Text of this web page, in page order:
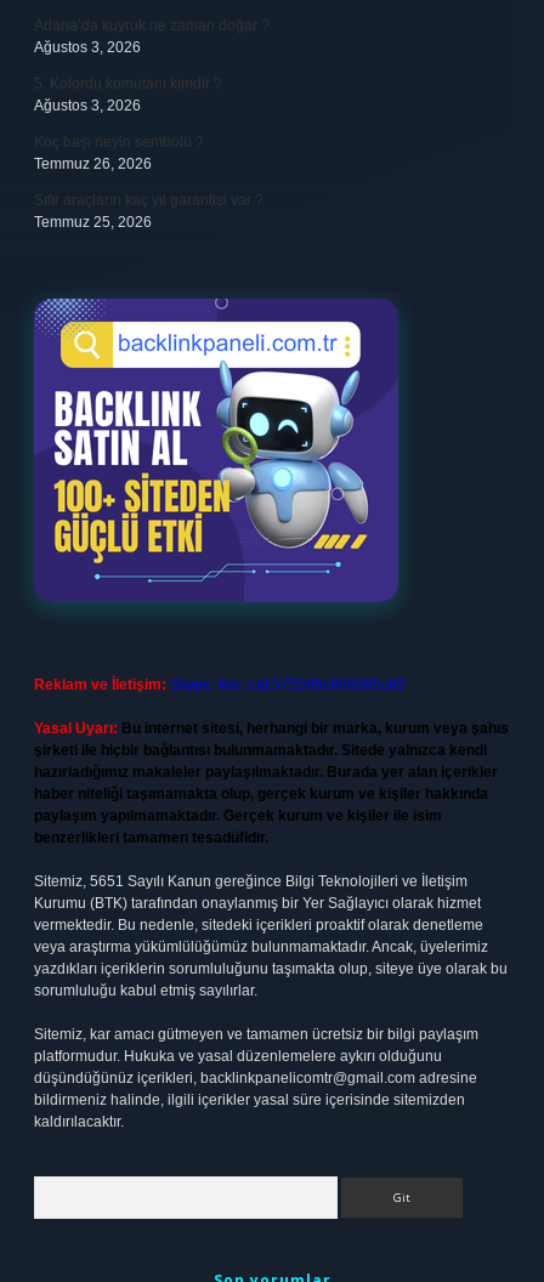
Adana’da kuyruk ne zaman doğar ?
Ağustos 3, 2026
5. Kolordu komutanı kimdir ?
Ağustos 3, 2026
Koç başı neyin sembolü ?
Temmuz 26, 2026
Sıfır araçların kaç yıl garantisi var ?
Temmuz 25, 2026
Reklam ve İletişim: Skype: live:.cid.575569c608265c69
Yasal Uyarı: Bu internet sitesi, herhangi bir marka, kurum veya şahıs
şirketi ile hiçbir bağlantısı bulunmamaktadır. Sitede yalnızca kendi
hazırladığımız makaleler paylaşılmaktadır. Burada yer alan içerikler
haber niteliği taşımamakta olup, gerçek kurum ve kişiler hakkında
paylaşım yapılmamaktadır. Gerçek kurum ve kişiler ile isim
benzerlikleri tamamen tesadüfidir.
Sitemiz, 5651 Sayılı Kanun gereğince Bilgi Teknolojileri ve İletişim
Kurumu (BTK) tarafından onaylanmış bir Yer Sağlayıcı olarak hizmet
vermektedir. Bu nedenle, sitedeki içerikleri proaktif olarak denetleme
veya araştırma yükümlülüğümüz bulunmamaktadır. Ancak, üyelerimiz
yazdıkları içeriklerin sorumluluğunu taşımakta olup, siteye üye olarak bu
sorumluluğu kabul etmiş sayılırlar.
Sitemiz, kar amacı gütmeyen ve tamamen ücretsiz bir bilgi paylaşım
platformudur. Hukuka ve yasal düzenlemelere aykırı olduğunu
düşündüğünüz içerikleri, backlinkpanelicomtr@gmail.com adresine
bildirmeniz halinde, ilgili içerikler yasal süre içerisinde sitemizden
kaldırılacaktır.